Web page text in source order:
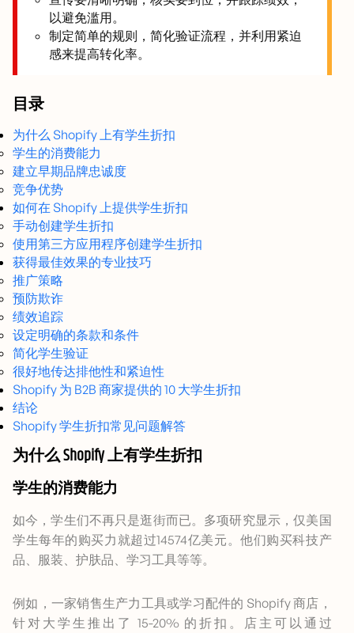
以避免滥用。
制定简单的规则，简化验证流程，并利用紧迫
感来提高转化率。
目录
为什么 Shopify 上有学生折扣
学生的消费能力
建立早期品牌忠诚度
竞争优势
如何在 Shopify 上提供学生折扣
手动创建学生折扣
使用第三方应用程序创建学生折扣
获得最佳效果的专业技巧
推广策略
预防欺诈
绩效追踪
设定明确的条款和条件
简化学生验证
很好地传达排他性和紧迫性
Shopify 为 B2B 商家提供的 10 大学生折扣
结论
Shopify 学生折扣常见问题解答
为什么 Shopify 上有学生折扣
学生的消费能力
如今，学生们不再只是逛街而已。多项研究显示，仅美国
学生每年的购买力就超过14574亿美元。他们购买科技产
品、服装、护肤品、学习工具等等。
例如，一家销售生产力工具或学习配件的 Shopify 商店，
针对大学生推出了 15-20% 的折扣。店主可以通过